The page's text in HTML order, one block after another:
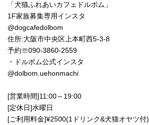
「犬猫ふれあいカフェドルボム」
1F家族募集専用インスタ
@dogcafedolbom
住所:大阪市中央区上本町西5-3-8
予約☏090-3860-2559
・ドルボム公式インスタ
@dolbom.uehonmachi
[営業時間]11:00～19:00
[定休日]水曜日
[ご利用料金]¥2500(1ドリンク&犬猫オヤツ付)